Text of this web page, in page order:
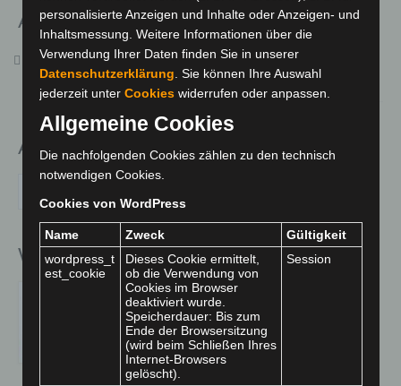
Bilder
Fachdienste
Impressum
Kontakt
Anfahrt
Kooperation
Medienbeiträge
Mitglied bei
Aktuelles
Sozialpädagoge / Sozialarbeiter / Erzieher (w/m/d) –
Ambulante Jugendhilfe
Archiv
Archiv
Wir sind eine anerkannte Einsatzstelle für
personalisierte Anzeigen und Inhalte oder Anzeigen- und
Inhaltsmessung. Weitere Informationen über die
Verwendung Ihrer Daten finden Sie in unserer
Datenschutzerklärung. Sie können Ihre Auswahl
jederzeit unter Cookieswiderrufen oder anpassen.
Allgemeine Cookies
Die nachfolgenden Cookies zählen zu den technisch
notwendigen Cookies.
Cookies von WordPress
Name Zweck
Gültigkeit
wordpress_t
est_cookie
Dieses Cookie ermittelt,
ob die Verwendung von
Cookies im Browser
deaktiviert wurde.
Speicherdauer: Bis zum
Ende der Browsersitzung
(wird beim Schließen Ihres
Internet-Browsers
gelöscht).
Session